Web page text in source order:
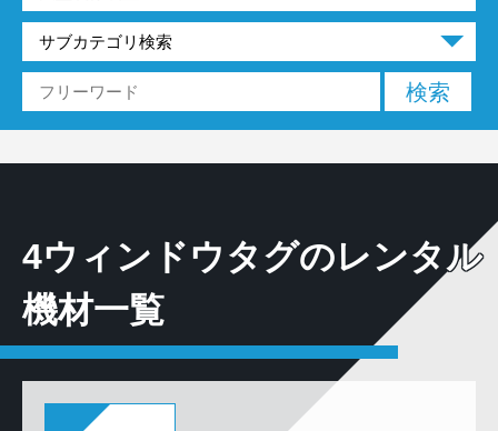
4ウィンドウタグのレンタル
機材一覧